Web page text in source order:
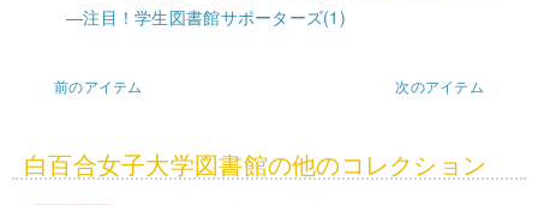
―注目！学生図書館サポーターズ(1)
前のアイテム 次のアイテム
白百合女子大学図書館の他のコレクション